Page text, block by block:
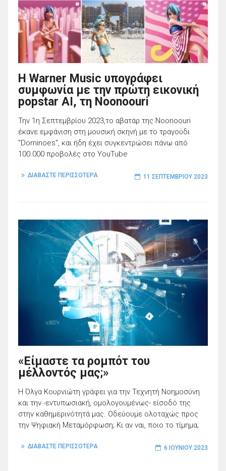
Η Warner Music υπογράφει
συμφωνία με την πρώτη εικονική
popstar AI, τη Noonoouri
Την 1η Σεπτεμβρίου 2023,το αβατάρ της Noonoouri
έκανε εμφάνιση στη μουσική σκηνή με το τραγούδι
"Dominoes", και ήδη έχει συγκεντρώσει πάνω από
100.000 προβολές στο YouTube
ΔΙΑΒΑΣΤΕ ΠΕΡΙΣΣΟΤΕΡΑ 11 ΣΕΠΤΕΜΒΡΊΟΥ 2023
«Είμαστε τα ρομπότ του
μέλλοντός μας;»
Η Όλγα Κουρνιώτη γράφει για την Τεχνητή Νοημοσύνη
και την -εντυπωσιακή, ομολογουμένως- είσοδό της
στην καθημερινότητά μας. Οδεύουμε ολοταχώς προς
την Ψηφιακή Μεταμόρφωση; Κι αν ναι, ποιο το τίμημα;
ΔΙΑΒΑΣΤΕ ΠΕΡΙΣΣΟΤΕΡΑ 6 ΙΟΥΝΊΟΥ 2023